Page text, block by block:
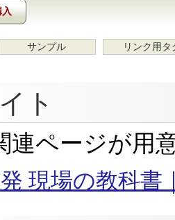
入
サンプル リンク用タ
ト
連ページが用
発 現場の教科